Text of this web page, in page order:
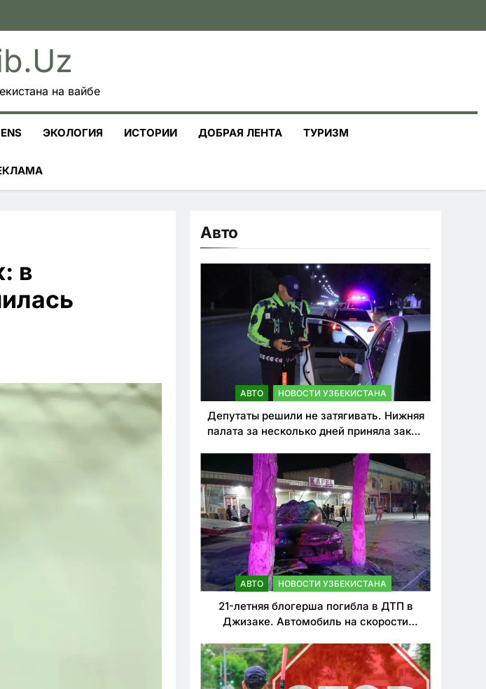
на вайбе
ЭКОЛОГИЯ ИСТОРИИ ДОБРАЯ ЛЕНТА ТУРИЗМ
в
Авто
АВТО НОВОСТИ УЗБЕКИСТАНА
Депутаты решили не затягивать. Нижняя
палата за несколько дней приняла закон
нарушителей ПДД
АВТО НОВОСТИ УЗБЕКИСТАНА
21-летняя блогерша погибла в ДТП в
Джизаке. Автомобиль на скорости